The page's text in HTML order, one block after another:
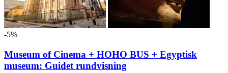
-5%
Museum of Cinema + HOHO BUS + Egyptisk
museum: Guidet rundvisning